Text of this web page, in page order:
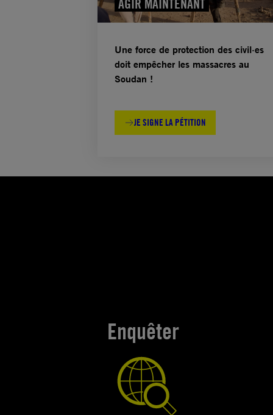
AGIR MAINTENANT
Une force de protection des civil·es
doit empêcher les massacres au
Soudan !
JE SIGNE LA PÉTITION
Enquêter